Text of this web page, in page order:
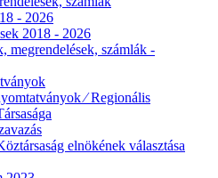
- 2026
2018 - 2026
megrendelések, számlák -
⁄ Regionális
elnökének választása